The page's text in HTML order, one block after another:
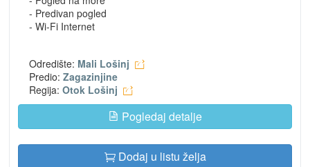
- Predivan pogled
- Wi-Fi Internet
Odredište: Mali Lošinj
Predio: Zagazinjine
Regija: Otok Lošinj
Pogledaj detalje
Dodaj u listu želja